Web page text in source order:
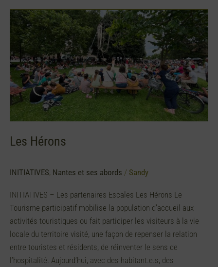
Les Hérons
INITIATIVES, Nantes et ses abords / Sandy
INITIATIVES – Les partenaires Escales Les Hérons Le
Tourisme participatif mobilise la population d’accueil aux
activités touristiques ou fait participer les visiteurs à la vie
locale du territoire visité, une façon de repenser la relation
entre touristes et résidents, de réinventer le sens de
l’hospitalité. Aujourd’hui, avec des habitant.e.s, des
Les
Hérons